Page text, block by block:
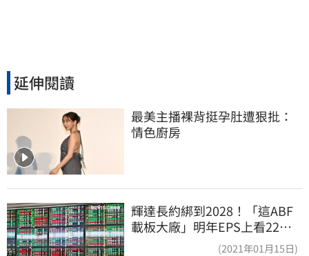
延伸閱讀
最美主播裸背挺孕肚遭狠批：
情色廚房
輝達長約綁到2028！「這ABF
載板大廠」明年EPS上看22
元 目標價至1000元(2021年01月15日)